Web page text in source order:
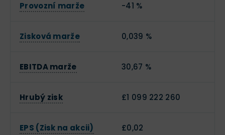
Provozní marže -41 %
Zisková marže 0,039 %
EBITDA marže 30,67 %
Hrubý zisk £1 099 222 260
EPS (Zisk na akcii) £0,02